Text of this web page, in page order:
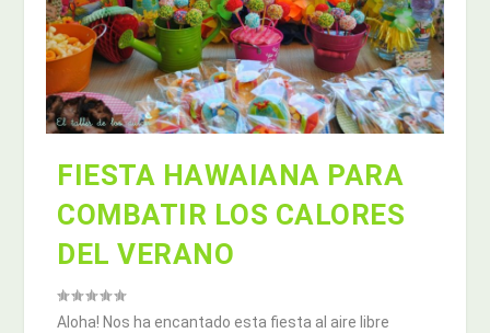
FIESTA HAWAIANA PARA
COMBATIR LOS CALORES
DEL VERANO
Aloha! Nos ha encantado esta fiesta al aire libre